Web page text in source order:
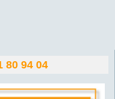
80 94 04